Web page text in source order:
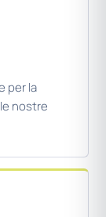
per la
nostre